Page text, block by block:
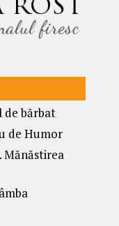
de bărbat
de Humor